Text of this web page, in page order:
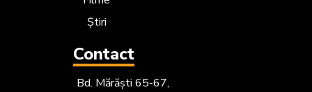
Știri
Contact
Bd. Mărăști 65-67,